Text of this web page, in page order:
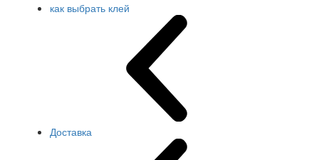
как выбрать клей
Доставка